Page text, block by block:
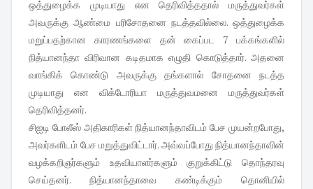
ஒத்துழைக்க முடியாது என தெரிவித்த‌தால் மருத்துவர்கள்
அவருக்கு ஆண்மை பரிசோதனை நடத்தவில்லை. ஒத்துழைக்க
மறுப்பதற்கான காரணங்களை தன் கைப்பட 7 பக்கங்களில்
நித்யானந்தா விரிவான கடிதமாக எழுதி கொடுத்தார். அதனை
வாங்கிக் கொண்டு அவருக்கு தங்களால் சோதனை நடத்த
முடியாது என விக்டோரியா மருத்துவமனை மருத்துவர்கள்
தெரிவித்தனர்.
சிஐடி போலீஸ் அதிகாரிகள் நித்யானந்தாவிடம் பேச முயன்றபோது,
அவர்களிடம் பேச மறுத்துவிட்டார். அவ்வப்போது நித்யானந்தாவின்
வழக்கறிஞர்களும் உதவியாளர்களும் குறுக்கிட்டு தொந்தரவு
செய்தனர். நித்யானந்தாவை கண்டிக்கும் தொனியில்